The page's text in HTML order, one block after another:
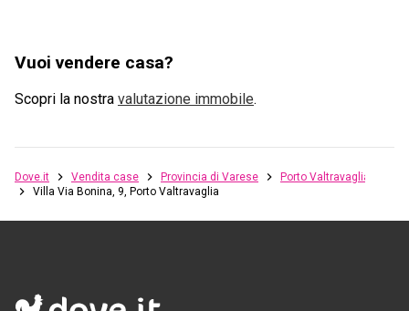
Vuoi vendere casa?
Scopri la nostra valutazione immobile.
Dove.it Vendita case Provincia di Varese
Porto Valtravaglia
Villa Via Bonina, 9, Porto Valtravaglia